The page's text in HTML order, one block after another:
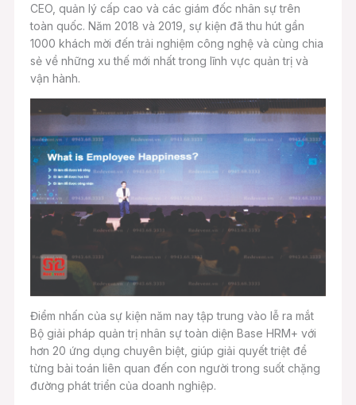
CEO, quản lý cấp cao và các giám đốc nhân sự trên
toàn quốc. Năm 2018 và 2019, sự kiện đã thu hút gần
1000 khách mời đến trải nghiệm công nghệ và cùng chia
sẻ về những xu thế mới nhất trong lĩnh vực quản trị và
vận hành.
Điểm nhấn của sự kiện năm nay tập trung vào lễ ra mắt
Bộ giải pháp quản trị nhân sự toàn diện Base HRM+ với
hơn 20 ứng dụng chuyên biệt, giúp giải quyết triệt để
từng bài toán liên quan đến con người trong suốt chặng
đường phát triển của doanh nghiệp.